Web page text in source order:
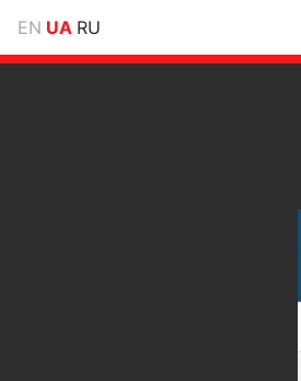
EN UA RU